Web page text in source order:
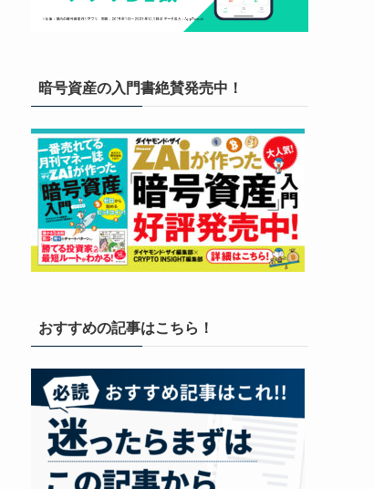
暗号資産の入門書絶賛発売中！
おすすめの記事はこちら！